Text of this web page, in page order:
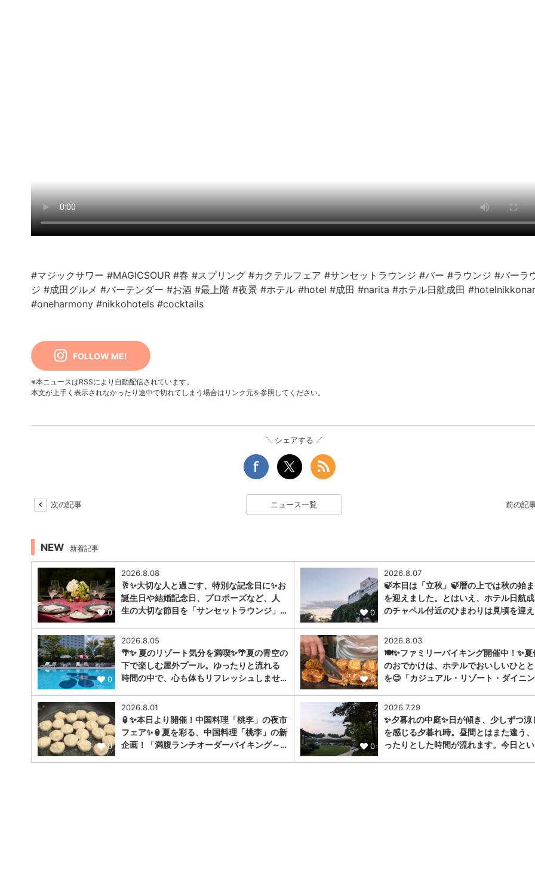
#マジックサワー #MAGICSOUR #春 #スプリング #カクテルフェア #サンセットラウンジ #バー #ラウンジ #バーラ
ジ #成田グルメ #バーテンダー #お酒 #最上階 #夜景 #ホテル #hotel #成田 #narita #ホテル日航成田
#oneharmony #nikkohotels #cocktails
FOLLOW ME!
※本ニュースはRSSにより自動配信されています。
本文が上手く表示されなかったり途中で切れてしまう場合はリンク元を参照してください。
シェアする
次の記事 ニュース一覧 前の記
NEW 新着記事
0
2026.8.08
🥂✨大切な人と過ごす、特別な記念日に✨お
誕生日や結婚記念日、プロポーズなど、人
生の大切な節目を「サンセットラウンジ」…
0
2026.8.07
🍃本日は「立秋」🍃暦の上では秋の始ま
を迎えました。とはいえ、ホテル日航
のチャペル付近のひまわりは見頃を迎
0
2026.8.05
🌴✨ 夏のリゾート気分を満喫✨🌴夏の青空の
下で楽しむ屋外プール。ゆったりと流れる
時間の中で、心も体もリフレッシュしませ…
0
2026.8.03
🍽️✨ファミリーバイキング開催中！✨夏
のおでかけは、ホテルでおいしいひとと
を😊「カジュアル・リゾート・ダイニ
0
2026.8.01
🏮✨本日より開催！中国料理「桃李」の夜市
フェア✨🏮夏を彩る、中国料理「桃李」の新
企画！「満腹ランチオーダーバイキング～…
0
2026.7.29
✨夕暮れの中庭✨日が傾き、少しずつ涼
を感じる夕暮れ時。昼間とはまた違う
ったりとした時間が流れます。今日と